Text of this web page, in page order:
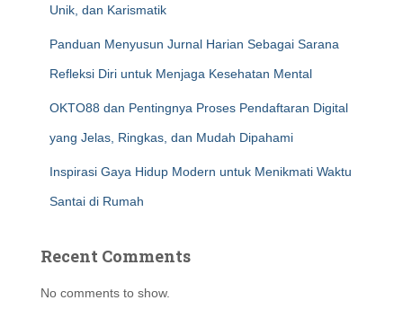
Unik, dan Karismatik
Panduan Menyusun Jurnal Harian Sebagai Sarana
Refleksi Diri untuk Menjaga Kesehatan Mental
OKTO88 dan Pentingnya Proses Pendaftaran Digital
yang Jelas, Ringkas, dan Mudah Dipahami
Inspirasi Gaya Hidup Modern untuk Menikmati Waktu
Santai di Rumah
Recent Comments
No comments to show.